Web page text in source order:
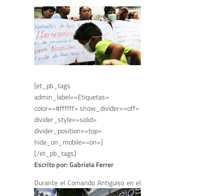
[et_pb_tags
admin_label=»Etiquetas»
color=»#ffffff» show_divider=»off»
divider_style=»solid»
divider_position=»top»
hide_on_mobile=»on»]
[/et_pb_tags]
Escrito por: Gabriela Ferrer
Durante el Comando Antiguiso enel